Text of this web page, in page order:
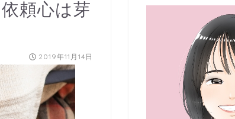
頼心は芽
2019年11月14日